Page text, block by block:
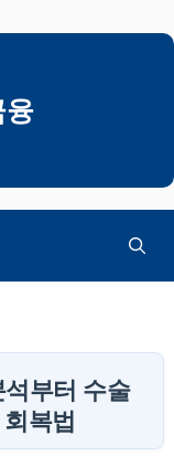
부터 수술
복법